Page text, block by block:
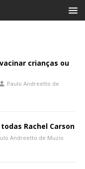
crianças ou
Paulo Andreetto de
Rachel Carson
Andreetto de Muzio